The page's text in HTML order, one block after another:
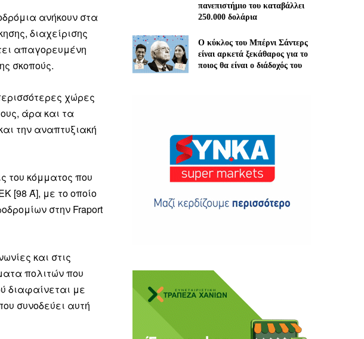
της Κρήτης
ανήκουν στα
διαχείρισης
απαγορευμένη
σκοπούς.
χώρες
άρα και τα
την αναπτυξιακή
του κόμματος που
[98 Ά], με το οποίο
στην Fraport
και στις
πολιτών που
διαφαίνεται με
συνοδεύει αυτή
πανεπιστήμιο του καταβάλλει
250.000 δολάρια
Ο κύκλος του Μπέρνι Σάντερς
είναι αρκετά ξεκάθαρος για το
ποιος θα είναι ο διάδοχός του